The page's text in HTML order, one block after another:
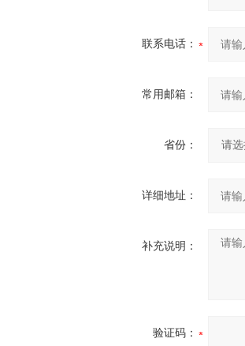
联系电话：
常用邮箱：
省份：
详细地址：
补充说明：
验证码：